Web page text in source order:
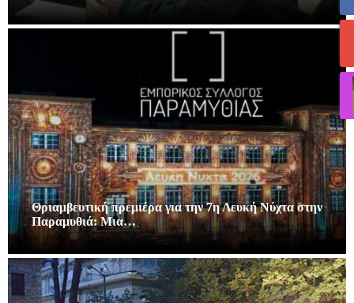
Θριαμβευτική πρεμιέρα για την 7η Λευκή Νύχτα στην
Παραμυθιά: Μια…